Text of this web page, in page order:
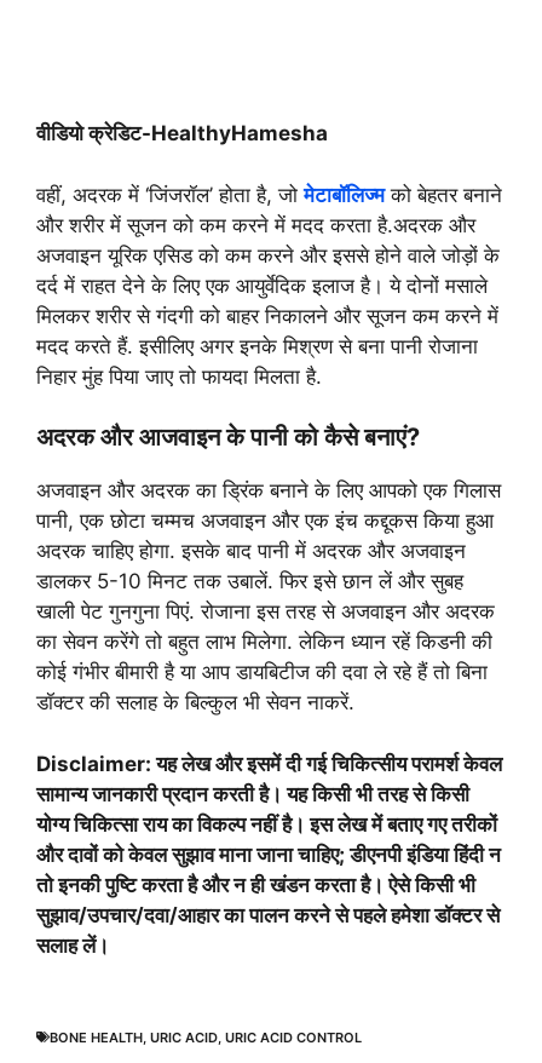
वीडियो क्रेडिट-HealthyHamesha
वहीं, अदरक में ‘जिंजरॉल’ होता है, जोमेटाबॉलिज्मको बेहतर बनाने
और शरीर में सूजन को कम करने में मदद करता है.अदरक और
अजवाइन यूरिक एसिड को कम करने और इससे होने वाले जोड़ों के
दर्द में राहत देने के लिए एक आयुर्वेदिक इलाज है। ये दोनों मसाले
मिलकर शरीर से गंदगी को बाहर निकालने और सूजन कम करने में
मदद करते हैं. इसीलिए अगर इनके मिश्रण से बना पानी रोजाना
निहार मुंह पिया जाए तो फायदा मिलता है.
अदरक और आजवाइन के पानी को कैसे बनाएं?
अजवाइन और अदरक का ड्रिंक बनाने के लिए आपको एक गिलास
पानी, एक छोटा चम्मच अजवाइन और एक इंच कद्दूकस किया हुआ
अदरक चाहिए होगा. इसके बाद पानी में अदरक और अजवाइन
डालकर 5-10 मिनट तक उबालें. फिर इसे छान लें और सुबह
खाली पेट गुनगुना पिएं. रोजाना इस तरह से अजवाइन और अदरक
का सेवन करेंगे तो बहुत लाभ मिलेगा. लेकिन ध्यान रहें किडनी की
कोई गंभीर बीमारी है या आप डायबिटीज की दवा ले रहे हैं तो बिना
डॉक्टर की सलाह के बिल्कुल भी सेवन नाकरें.
Disclaimer: यह लेख और इसमें दी गई चिकित्सीय परामर्श केवल
सामान्य जानकारी प्रदान करती है। यह किसी भी तरह से किसी
योग्य चिकित्सा राय का विकल्प नहीं है। इस लेख में बताए गए तरीकों
और दावों को केवल सुझाव माना जाना चाहिए; डीएनपी इंडिया हिंदी न
तो इनकी पुष्टि करता है और न ही खंडन करता है। ऐसे किसी भी
सुझाव/उपचार/दवा/आहार का पालन करने से पहले हमेशा डॉक्टर से
सलाह लें।
BONE HEALTH URIC ACID URIC ACID CONTROL